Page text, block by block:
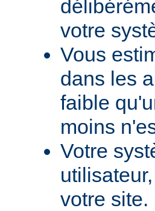
votre
Vous
dans les
faible
moins
Votre
votre site.